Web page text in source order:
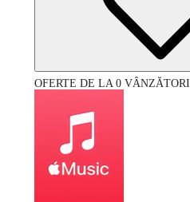
OFERTE DE LA 0 VÂNZĂTORI